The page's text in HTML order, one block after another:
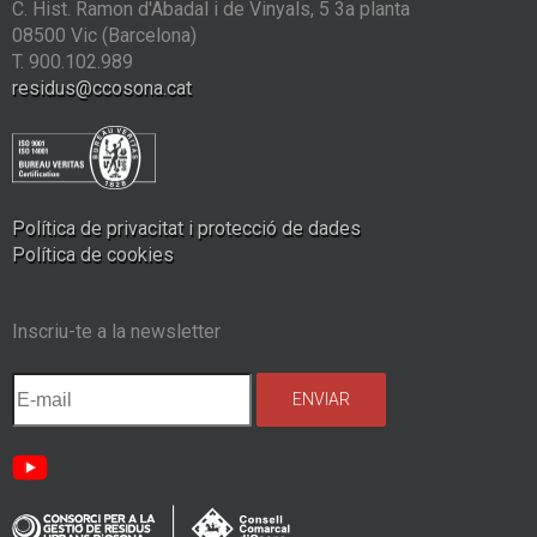
C. Hist. Ramon d'Abadal i de Vinyals, 5 3a planta
08500 Vic (Barcelona)
T. 900.102.989
residus@ccosona.cat
Política de privacitat i protecció de dades
Política de cookies
Inscriu-te a la newsletter